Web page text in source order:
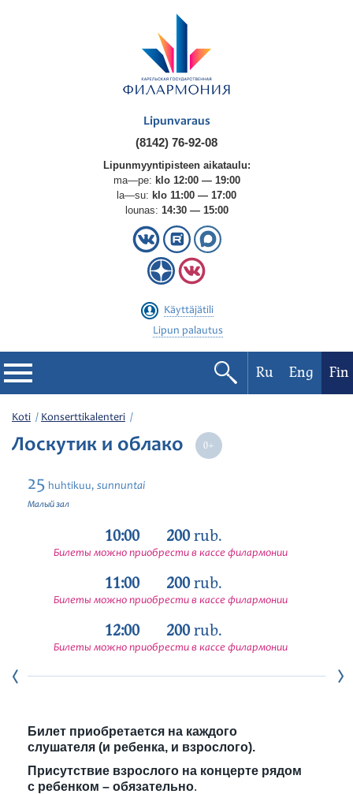
Lipunvaraus
(8142) 76-92-08
Lipunmyyntipisteen aikataulu:
ma—pe: klo 12:00 — 19:00
la—su: klo 11:00 — 17:00
lounas: 14:30 — 15:00
Käyttäjätili
Lipun palautus
Filharmonia
Konserttikalenteri
Festivaalit
Ru Eng Fin
Koti Konserttikalenteri
Лоскутик и облако
25 huhtikuu, sunnuntai
Малый зал
10:00 200rub.
Билеты можно приобрести в кассе филармонии
11:00 200rub.
Билеты можно приобрести в кассе филармонии
12:00 200rub.
Билеты можно приобрести в кассе филармонии
Билет приобретается на каждого
слушателя (и ребенка, и взрослого).
Присутствие взрослого на концерте рядом
с ребенком – обязательно.